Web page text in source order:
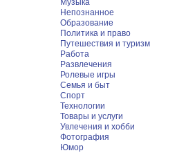
Музыка
Непознанное
Образование
Политика и право
Путешествия и туризм
Работа
Развлечения
Ролевые игры
Семья и быт
Спорт
Технологии
Товары и услуги
Увлечения и хобби
Фотография
Юмор